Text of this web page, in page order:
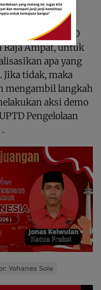
memberikan
daerah,
BLUD UPTD
Raja Ampat, untuk
apa yang
tidak, maka
mengambil langkah
aksi demo
Pengelolaan
Yohanes Sole